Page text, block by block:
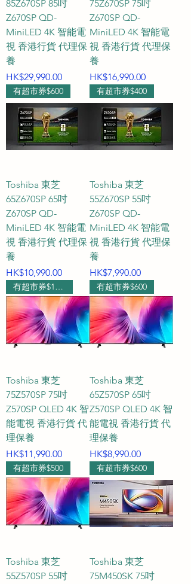
75 吋電視：機身寬度大約 167 厘
米，適合營造大器且具備層次感的
客廳主題牆。
Q4：在 HKTVPRO 選購電視時遇
到規格或安裝問題，可以如何聯
絡？會有 AI 機械人回覆嗎？
A4：在 HKTVPRO，我們深知客人
的時間非常寶貴，拒絕使用死板且
們特別貼心提供「一對一專人
WhatsApp 人工客戶服務」，承諾
全程由真實的專業客戶經理即時跟
進，絕無任何 AI 機械人介入。不論
是品牌間的規格對比、底座或牆架
安裝建議，還是物流配送安排，您
都能享受最人性化、最溫暖的專屬
真人服務。
Q5：為什麼推薦在 HKTVPRO 選購
Panasonic、Hisense、Toshiba 或
A5：HKTVPRO 致力為香港用家搜
羅市面上最高性價比、最多元化的
電視選擇。我們保證所售產品均為
全新原廠正貨，享有官方保養。配
合我們極具競爭力的價格優惠、流
暢的物流對接，以及全真人一對一
的即時售前售後諮詢，讓您足不出
戶即可享受安心無憂的購物體驗。
智能電視推薦 香港電視網購 平價電
HKTVPRO電視專賣 專人
WhatsApp客服
85Z670SP 85吋
Z670SP QD-
MiniLED 4K 智能電
視 香港行貨 代理保
養
價格
HK$29,990.00
75Z670SP 75吋
Z670SP QD-
MiniLED 4K 智能電
視 香港行貨 代理保
養
價格
HK$16,990.00
有超市券$600
Toshiba 東芝
65Z670SP 65吋
Z670SP QD-
MiniLED 4K 智能電
視 香港行貨 代理保
養
價格
HK$10,990.00
有超市券$400
Toshiba 東芝
55Z670SP 55吋
Z670SP QD-
MiniLED 4K 智能電
視 香港行貨 代理保
養
價格
HK$7,990.00
有超市券$1000
Toshiba 東芝
75Z570SP 75吋
Z570SP QLED 4K 智
能電視 香港行貨 代
理保養
價格
HK$11,990.00
有超市券$600
Toshiba 東芝
65Z570SP 65吋
Z570SP QLED 4K 智
能電視 香港行貨 代
理保養
價格
HK$8,990.00
有超市券$500
Toshiba 東芝
55Z570SP 55吋
有超市券$600
Toshiba 東芝
75M450SK 75吋